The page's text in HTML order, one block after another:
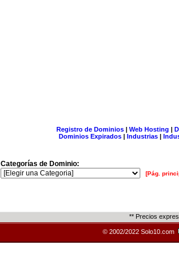
Registro de Dominios| Web Hosting |
Dominios Expirados | Industrias |
Categorías de Dominio:
[Pág.
** Precios
© 2002/2022 Solo10.com